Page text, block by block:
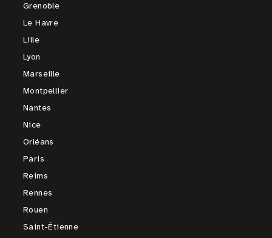
Grenoble
Le Havre
Lille
Lyon
Marseille
Montpellier
Nantes
Nice
Orléans
Paris
Reims
Rennes
Rouen
Saint-Étienne